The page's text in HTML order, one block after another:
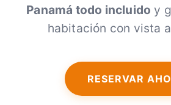
Panamá todo incluido y
habitación con vista
RESERVAR